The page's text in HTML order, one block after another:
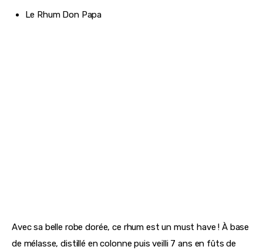
Le Rhum Don Papa
Avec sa belle robe dorée, ce rhum est un must have ! À base
de mélasse, distillé en colonne puis veilli 7 ans en fûts de